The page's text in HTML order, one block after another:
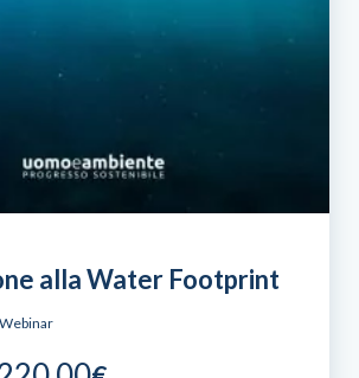
alla Water Footprint
Webinar